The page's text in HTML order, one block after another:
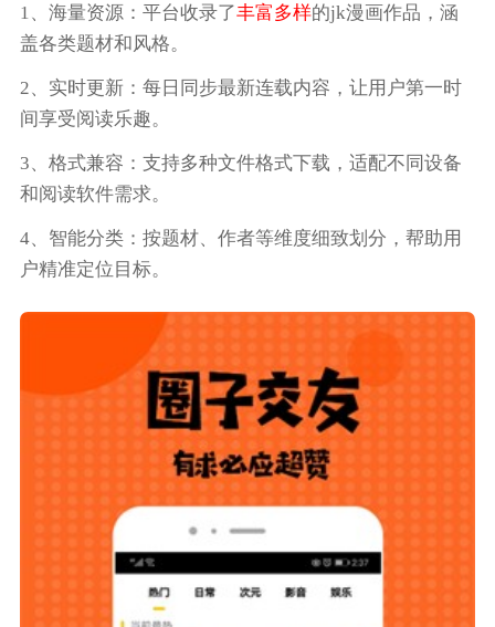
1、海量资源：平台收录了丰富多样的jk漫画作品，涵
盖各类题材和风格。
2、实时更新：每日同步最新连载内容，让用户第一时
间享受阅读乐趣。
3、格式兼容：支持多种文件格式下载，适配不同设备
和阅读软件需求。
4、智能分类：按题材、作者等维度细致划分，帮助用
户精准定位目标。